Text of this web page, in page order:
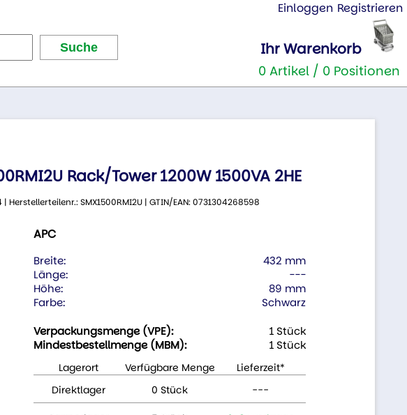
Einloggen Registrieren
Ihr Warenkorb
0 Artikel / 0 Positionen
Rack/Tower 1200W 1500VA 2HE
SMX1500RMI2U | GTIN/EAN: 0731304268598
APC
Breite:
432 mm
Länge:
---
Höhe:
89 mm
Farbe:
Schwarz
Verpackungsmenge (VPE):
1 Stück
Mindestbestellmenge (MBM):
1 Stück
Lagerort Verfügbare Menge
Lieferzeit*
Direktlager
0 Stück ---